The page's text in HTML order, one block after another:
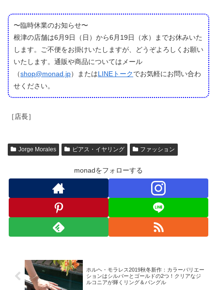
〜臨時休業のお知らせ〜
根津の店舗は6月9日（日）から6月19日（水）までお休みいた
します。ご不便をお掛けいたしますが、どうぞよろしくお願い
いたします。通販や商品についてはメール
（shop@monad.jp）またはLINEトークでお気軽にお問い合わ
せください。
［店長］
Jorge Morales ピアス・イヤリング ファッション
monadをフォローする
ホルヘ・モラレス2019秋冬新作：カラーバリエー
ションはシルバーとゴールドの2つ！クリアなジ
ルコニアが輝くリング＆バングル